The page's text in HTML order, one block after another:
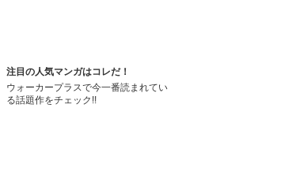
注目の人気マンガはコレだ！
ウォーカープラスで今一番読まれてい
る話題作をチェック!!